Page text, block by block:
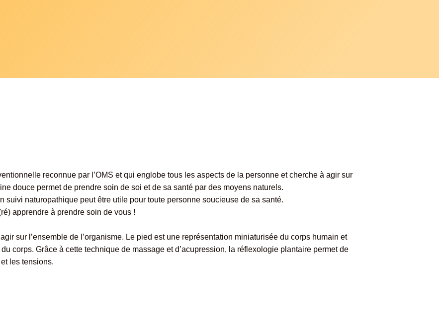
reconnue par l’OMS et qui englobe tous les aspects de la personne et cherche à agir sur
douce permet de prendre soin de soi et de sa santé par des moyens naturels.
suivi naturopathique peut être utile pour toute personne soucieuse de sa santé.
apprendre à prendre soin de vous !
sur l’ensemble de l’organisme. Le pied est une représentation miniaturisée du corps humain et
corps. Grâce à cette technique de massage et d’acupression, la réflexologie plantaire permet de
les tensions.